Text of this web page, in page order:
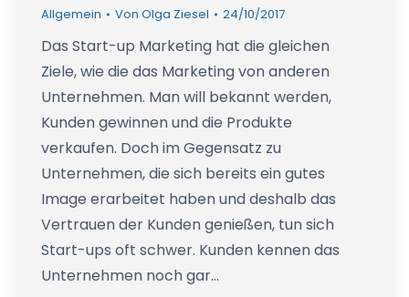
Allgemein Von Olga Ziesel 24/10/2017
Das Start-up Marketing hat die gleichen
Ziele, wie die das Marketing von anderen
Unternehmen. Man will bekannt werden,
Kunden gewinnen und die Produkte
verkaufen. Doch im Gegensatz zu
Unternehmen, die sich bereits ein gutes
Image erarbeitet haben und deshalb das
Vertrauen der Kunden genießen, tun sich
Start-ups oft schwer. Kunden kennen das
Unternehmen noch gar…